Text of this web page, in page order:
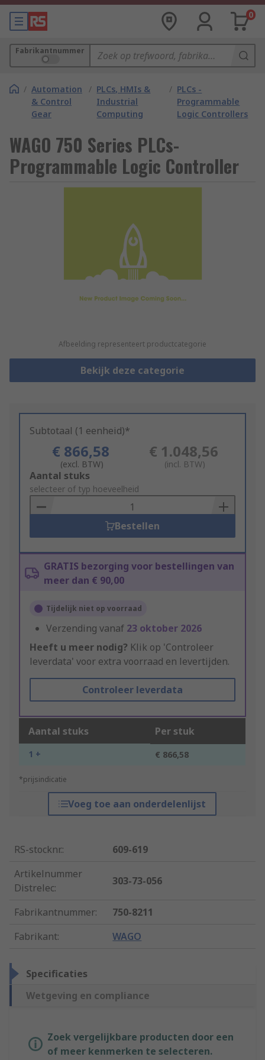
0
Fabrikantnummer
/ Automation
& Control
Gear
/ PLCs, HMIs &
Industrial
Computing
/ PLCs -
Programmable
Logic Controllers
WAGO 750 Series PLCs-
Programmable Logic Controller
Afbeelding representeert productcategorie
Bekijk deze categorie
Subtotaal (1 eenheid)*
€ 866,58
(excl. BTW)
€ 1.048,56
(incl. BTW)
Add
to
Basket
Aantal stuks
selecteer of typ hoeveelheid
Bestellen
GRATIS bezorging voor bestellingen van
meer dan € 90,00
Tijdelijk niet op voorraad
Verzending vanaf 23 oktober 2026
Heeft u meer nodig? Klik op 'Controleer
leverdata' voor extra voorraad en levertijden.
Controleer leverdata
Aantal stuks Per stuk
1 + € 866,58
*prijsindicatie
Voeg toe aan onderdelenlijst
RS-stocknr.:
609-619
Artikelnummer
Distrelec:
303-73-056
Fabrikantnummer:
750-8211
Fabrikant: WAGO
Specificaties
Wetgeving en compliance
Zoek vergelijkbare producten door een
of meer kenmerken te selecteren.